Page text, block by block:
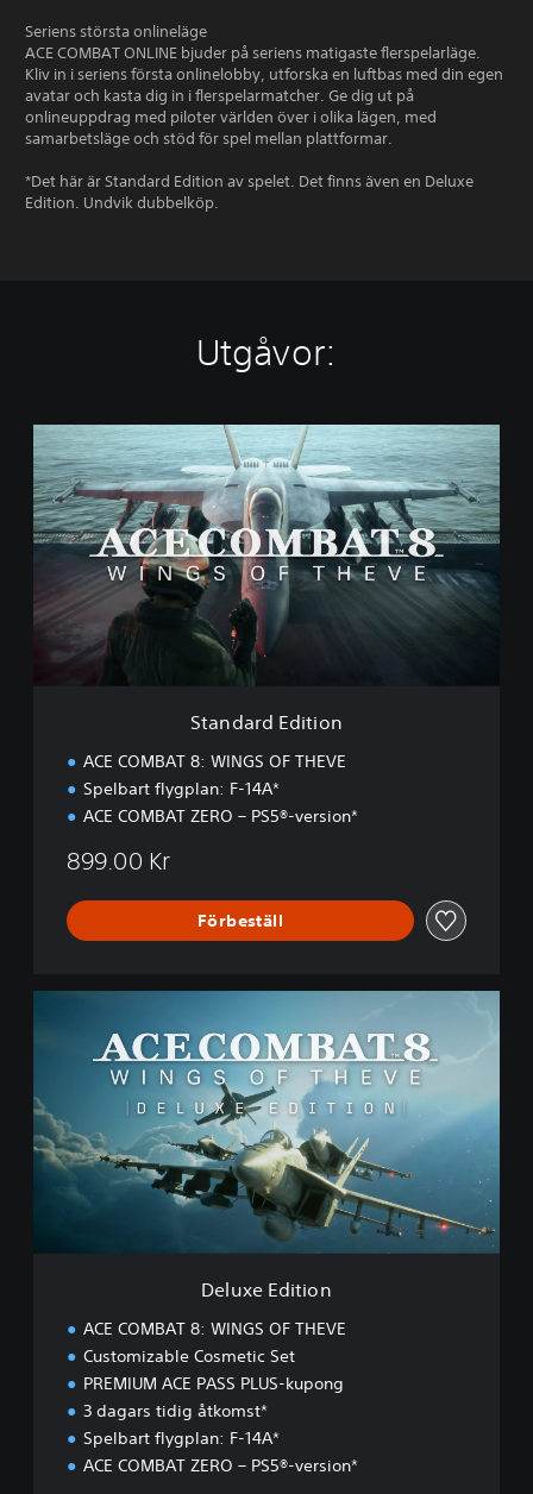
Seriens största onlineläge
ACE COMBAT ONLINE bjuder på seriens matigaste flerspelarläge.
Kliv in i seriens första onlinelobby, utforska en luftbas med din egen
avatar och kasta dig in i flerspelarmatcher. Ge dig ut på
onlineuppdrag med piloter världen över i olika lägen, med
samarbetsläge och stöd för spel mellan plattformar.
*Det här är Standard Edition av spelet. Det finns även en Deluxe
Edition. Undvik dubbelköp.
Utgåvor:
t
a
n
d
a
E
t
Standard Edition
ACE COMBAT 8: WINGS OF THEVE
Spelbart flygplan: F-14A*
ACE COMBAT ZERO – PS5®-version*
899.00 Kr
Förbeställ
x
e
E
d
o
Deluxe Edition
ACE COMBAT 8: WINGS OF THEVE
Customizable Cosmetic Set
PREMIUM ACE PASS PLUS-kupong
3 dagars tidig åtkomst*
Spelbart flygplan: F-14A*
ACE COMBAT ZERO – PS5®-version*